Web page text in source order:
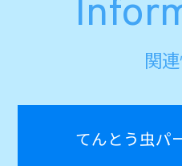
関
てんとう虫パ